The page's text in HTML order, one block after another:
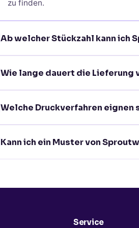
zu finden.
Ab welcher Stückzahl kann ich
Mindestbestellmenge finden Sie
Wie lange dauert die Lieferung
Werktage. Für dringende Projekte
Welche Druckverfahren eignen
Tampondruck, Siebdruck,
Kann ich ein Muster von
Service